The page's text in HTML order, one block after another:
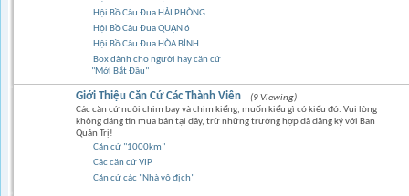
Hội Bồ Câu Đua HẢI PHÒNG
Hội Bồ Câu Đua QUẬN 6
Hội Bồ Câu Đua HÒA BÌNH
Box dành cho người hay căn cứ
"Mới Bắt Đầu"
Giới Thiệu Căn Cứ Các Thành Viên
(9 Viewing)
Các căn cứ nuôi chim bay và chim kiểng, muốn kiểu gì có kiểu đó. Vui lòng
không đăng tin mua bán tại đây, trừ những trường hợp đã đăng ký với Ban
Quản Trị!
Căn cứ "1000km"
Các căn cứ VIP
Căn cứ các "Nhà vô địch"